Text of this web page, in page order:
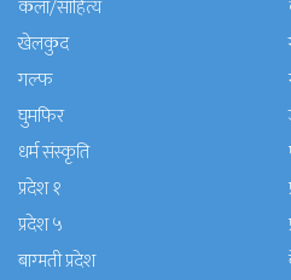
कला/साहित्य
खेलकुद
गल्फ
घुमफिर
धर्म संस्कृति
प्रदेश १
प्रदेश ५
बाग्मती प्रदेश